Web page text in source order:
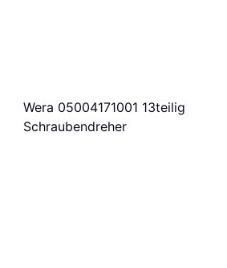
Wera 05004171001 13teilig
Schraubendreher